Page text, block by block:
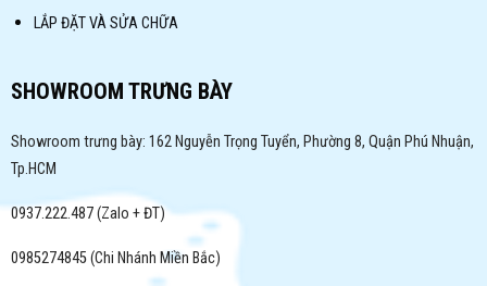
LẮP ĐẶT VÀ SỬA CHỮA
SHOWROOM TRƯNG BÀY
Showroom trưng bày: 162 Nguyễn Trọng Tuyển, Phường 8, Quận Phú Nhuận,
Tp.HCM
0937.222.487 (Zalo + ĐT)
0985274845 (Chi Nhánh Miền Bắc)